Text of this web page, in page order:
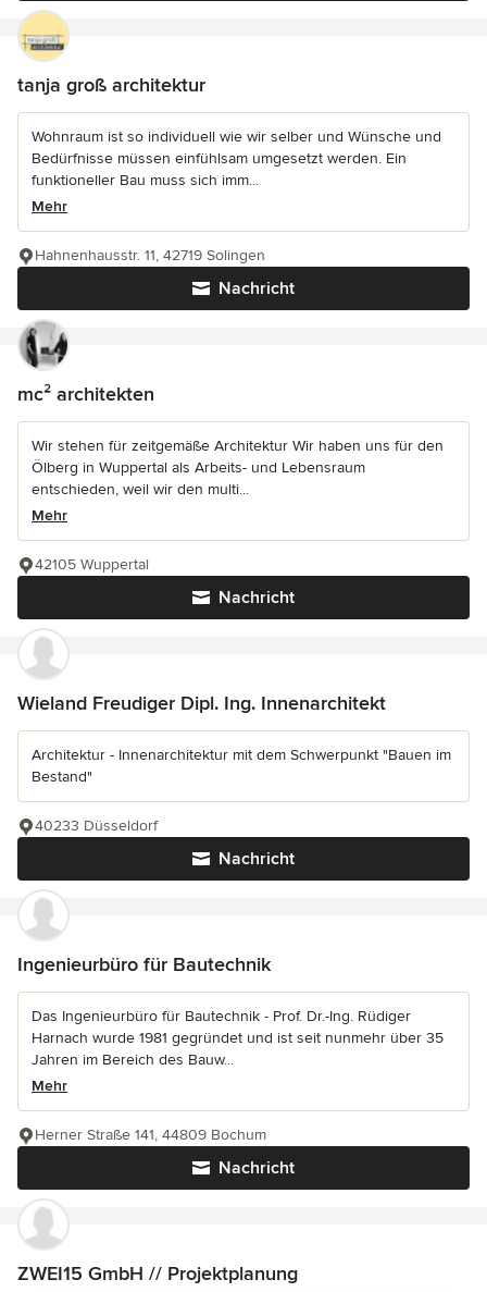
tanja groß architektur
Wohnraum ist so individuell wie wir selber und Wünsche und
Bedürfnisse müssen einfühlsam umgesetzt werden. Ein
funktioneller Bau muss sich imm...
Mehr
Nachricht
Hahnenhausstr. 11, 42719 Solingen
mc² architekten
Wir stehen für zeitgemäße Architektur Wir haben uns für den
Ölberg in Wuppertal als Arbeits- und Lebensraum
entschieden, weil wir den multi...
Mehr
Nachricht
42105 Wuppertal
Wieland Freudiger Dipl. Ing. Innenarchitekt
Architektur - Innenarchitektur mit dem Schwerpunkt "Bauen im
Bestand"
Nachricht
40233 Düsseldorf
Ingenieurbüro für Bautechnik
Das Ingenieurbüro für Bautechnik - Prof. Dr.-Ing. Rüdiger
Harnach wurde 1981 gegründet und ist seit nunmehr über 35
Jahren im Bereich des Bauw...
Mehr
Nachricht
Herner Straße 141, 44809 Bochum
ZWEI15 GmbH // Projektplanung